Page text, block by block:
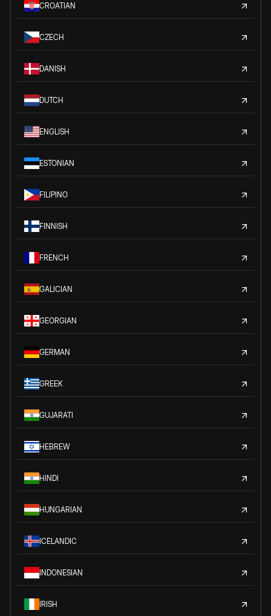
CROATIAN
CZECH
DANISH
DUTCH
ENGLISH
ESTONIAN
FILIPINO
FINNISH
FRENCH
GALICIAN
GEORGIAN
GERMAN
GREEK
GUJARATI
HEBREW
HINDI
HUNGARIAN
ICELANDIC
INDONESIAN
IRISH